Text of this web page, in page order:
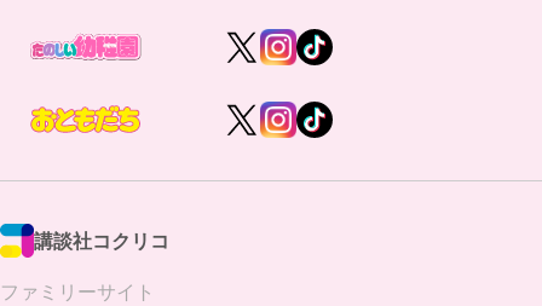
講談社コクリコ
ファミリーサイト